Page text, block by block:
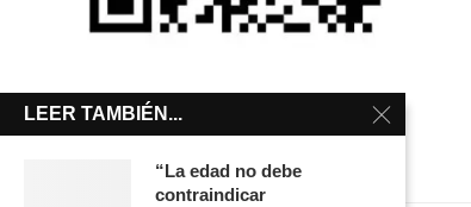
LEER TAMBIÉN...
“La edad no debe
contraindicar